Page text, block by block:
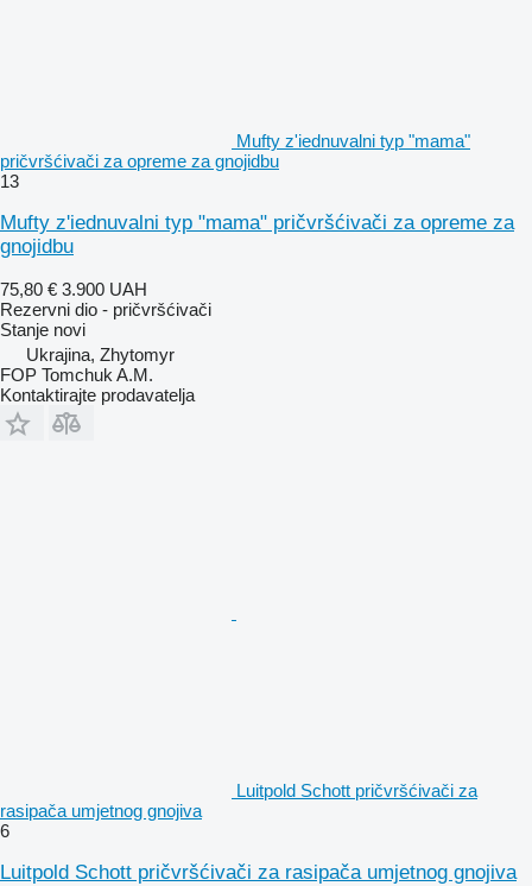
Mufty z'iednuvalni typ "mama"
pričvršćivači za opremе za gnojidbu
13
Mufty z'iednuvalni typ "mama" pričvršćivači za opreme za
gnojidbu
75,80 € 3.900 UAH
Rezervni dio - pričvršćivači
Stanje novi
Ukrajina, Zhytomyr
FOP Tomchuk A.M.
Kontaktirajte prodavatelja
Luitpold Schott pričvršćivači za
rasipača umjetnog gnojiva
6
Luitpold Schott pričvršćivači za rasipača umjetnog gnojiva